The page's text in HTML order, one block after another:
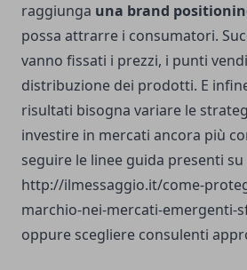
raggiunga una brand
possa attrarre i consumatori.
vanno fissati i prezzi, i punti
distribuzione dei prodotti. E
risultati bisogna variare le
investire in mercati ancora più
seguire le linee guida presenti su
http://ilmessaggio.it/come-
marchio-nei-mercati-emergenti-
oppure scegliere consulenti